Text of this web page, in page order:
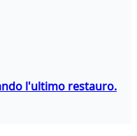
l'ultimo restauro.